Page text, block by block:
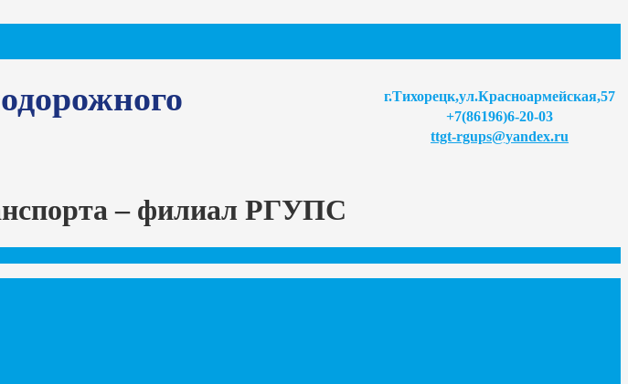
г.Тихорецк,ул.Красноармейская,57
+7(86196)6-20-03
ttgt-rgups@yandex.ru
– филиал РГУПС